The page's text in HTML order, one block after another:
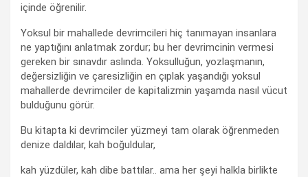
içinde öğrenilir.
Yoksul bir mahallede devrimcileri hiç tanımayan insanlara
ne yaptığını anlatmak zordur; bu her devrimcinin vermesi
gereken bir sınavdır aslında. Yoksulluğun, yozlaşmanın,
değersizliğin ve çaresizliğin en çıplak yaşandığı yoksul
mahallerde devrimciler de kapitalizmin yaşamda nasıl vücut
bulduğunu görür.
Bu kitapta ki devrimciler yüzmeyi tam olarak öğrenmeden
denize daldılar, kah boğuldular,
kah yüzdüler, kah dibe battılar.. ama her şeyi halkla birlikte